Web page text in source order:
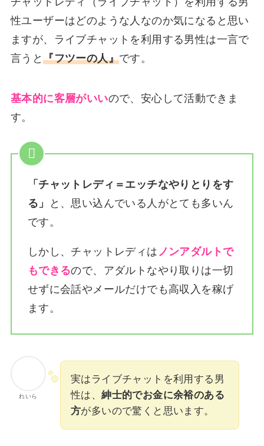
性ユーザーはどのような人なのか気になると思い
ますが、ライブチャットを利用する男性は一言で
言うと『フツーの人』です。
基本的に客層がいいので、安心して活動できま
す。
「チャットレディ＝エッチなやりとりをす
る」
と、思い込んでいる人がとても多いん
です。
しかし、チャットレディは ノンアダルトで
もできるので、アダルトなやり取りは一切
せずに会話やメールだけでも高収入を稼げ
ます。
れいら
実はライブチャットを利用する男
性は、紳士的でお金に余裕のある
方が多いので驚くと思います。